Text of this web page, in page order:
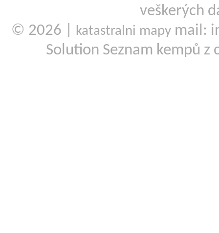
veškerých
© 2026 |
katastralni mapy mail:
Solution Seznam kempů z